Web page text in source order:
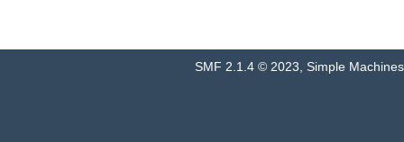
SMF 2.1.4 © 2023 Simple Machines